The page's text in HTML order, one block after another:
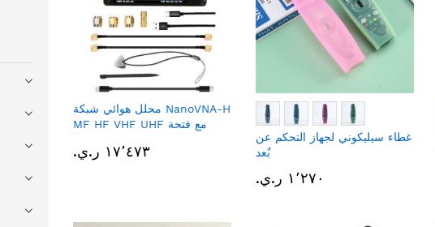
محلل هوائي شبكة NanoVNA-H
MF HF VHF UHF مع فتحة
١٧٬٤٧٣ ر.ي.‏
غطاء سيليكوني لجهاز التحكم عن
بٌعد
١٬٢٧٠ ر.ي.‏